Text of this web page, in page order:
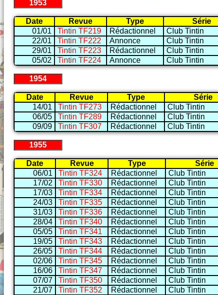
1953
Date Revue Type
Série
01/01
Tintin TF219 Rédactionnel
Club Tintin
22/01
Tintin TF222 Annonce
Club Tintin
29/01
Tintin TF223 Rédactionnel
Club Tintin
05/02
Tintin TF224 Annonce Club Tintin
1954
Date Revue Type
Série
14/01
Tintin TF273 Rédactionnel
Club Tintin
06/05
Tintin TF289 Rédactionnel
Club Tintin
09/09
Tintin TF307 Rédactionnel Club Tintin
1955
Date Revue Type
Série
06/01
Tintin TF324 Rédactionnel
Club Tintin
17/02
Tintin TF330 Rédactionnel
Club Tintin
17/03
Tintin TF334 Rédactionnel
Club Tintin
24/03
Tintin TF335 Rédactionnel
Club Tintin
31/03
Tintin TF336 Rédactionnel
Club Tintin
28/04
Tintin TF340 Rédactionnel
Club Tintin
05/05
Tintin TF341 Rédactionnel
Club Tintin
19/05
Tintin TF343 Rédactionnel
Club Tintin
26/05
Tintin TF344 Rédactionnel
Club Tintin
02/06
Tintin TF345 Rédactionnel
Club Tintin
16/06
Tintin TF347 Rédactionnel
Club Tintin
07/07
Tintin TF350 Rédactionnel
Club Tintin
21/07
Tintin TF352 Rédactionnel
Club Tintin